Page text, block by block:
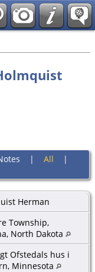
| All |
Herman
Township,
North Dakota
Ofstedals hus i
Minnesota